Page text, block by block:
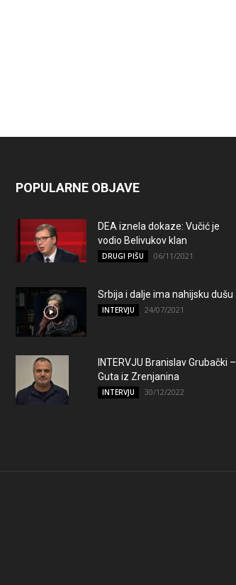
POPULARNE OBJAVE
DEA iznela dokaze: Vučić je
vodio Belivukov klan
DRUGI PIŠU 06/11/2021
Srbija i dalje ima nahijsku dušu
INTERVJU 24/07/2021
INTERVJU Branislav Grubački –
Guta iz Zrenjanina
INTERVJU 30/12/2022